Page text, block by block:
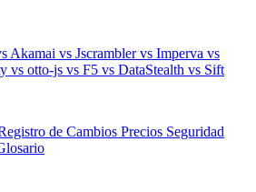
Akamai vs Jscramblervs Imperva vs
vs otto-js vs F5 vs DataStealth vs Sift
de Cambios Precios Seguridad